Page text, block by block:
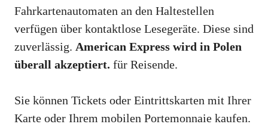
Fahrkartenautomaten an den Haltestellen
verfügen über kontaktlose Lesegeräte. Diese sind
zuverlässig. American Express wird in Polen
überall akzeptiert. für Reisende.
Sie können Tickets oder Eintrittskarten mit Ihrer
Karte oder Ihrem mobilen Portemonnaie kaufen.